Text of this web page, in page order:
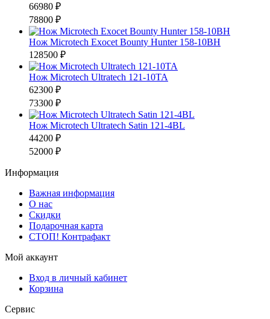
66980 ₽
78800 ₽
Нож Microtech Exocet Bounty Hunter 158-10BH
128500 ₽
Нож Microtech Ultratech 121-10TA
62300 ₽
73300 ₽
Нож Microtech Ultratech Satin 121-4BL
44200 ₽
52000 ₽
Информация
Важная информация
О нас
Скидки
Подарочная карта
СТОП! Контрафакт
Мой аккаунт
Вход в личный кабинет
Корзина
Сервис